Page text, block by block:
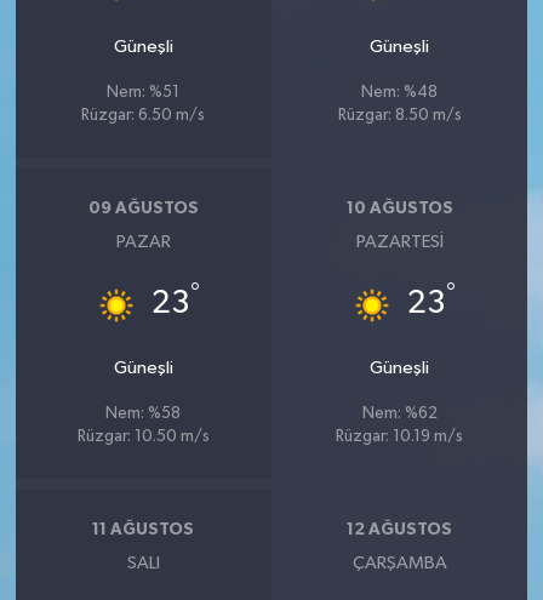
Güneşli
Nem: %51
Rüzgar: 6.50 m/s
Güneşli
Nem: %48
Rüzgar: 8.50 m/s
09 AĞUSTOS
PAZAR
23°
Güneşli
Nem: %58
Rüzgar: 10.50 m/s
10 AĞUSTOS
PAZARTESI
23°
Güneşli
Nem: %62
Rüzgar: 10.19 m/s
11 AĞUSTOS
SALI
12 AĞUSTOS
ÇARŞAMBA